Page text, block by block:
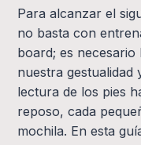
Para alcanzar el
no basta con
board; es
nuestra gestualidad
lectura de los pies
reposo, cada
mochila. En esta